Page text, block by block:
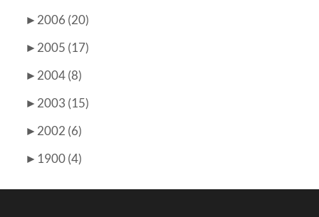
► 2006 (20)
► 2005 (17)
► 2004 (8)
► 2003 (15)
► 2002 (6)
► 1900 (4)